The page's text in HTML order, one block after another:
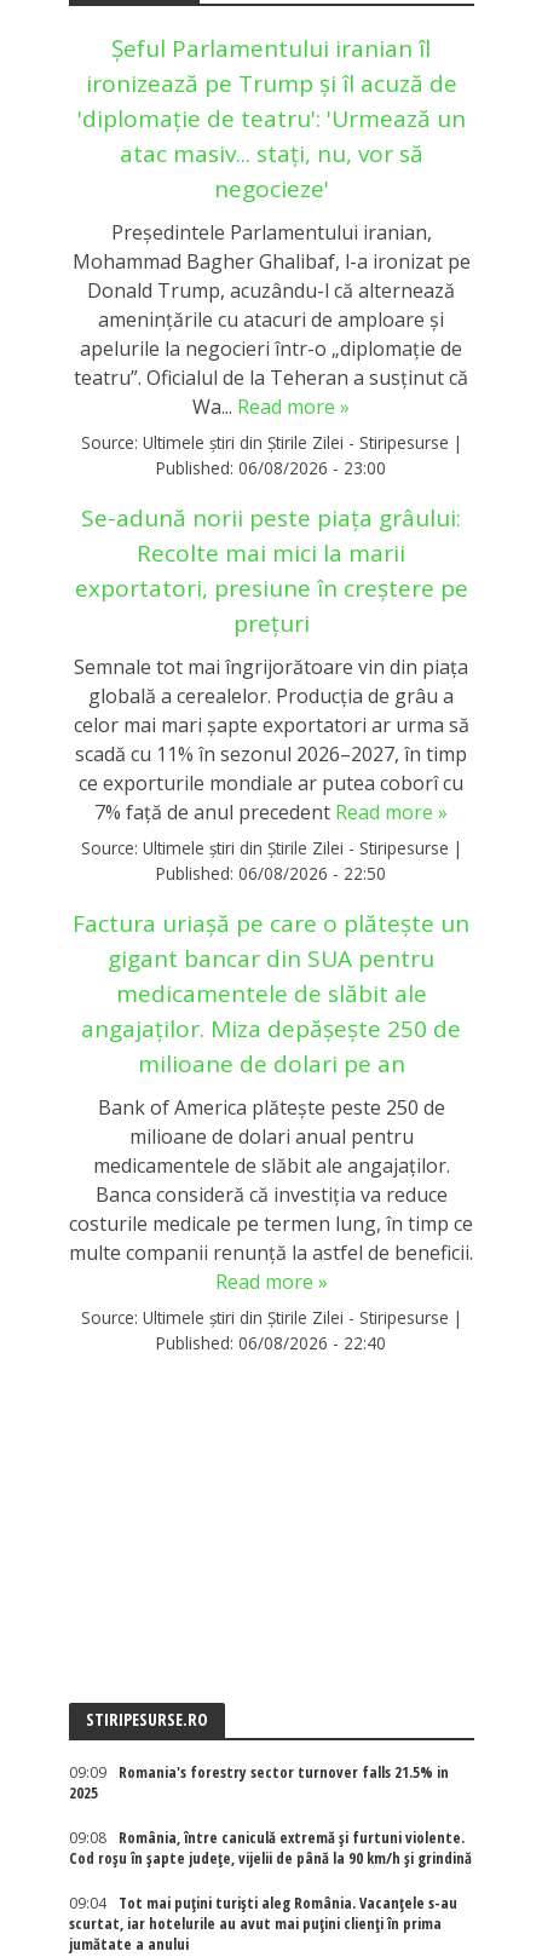
Șeful Parlamentului iranian îl
ironizează pe Trump și îl acuză de
'diplomație de teatru': 'Urmează un
atac masiv... stați, nu, vor să
negocieze'
Președintele Parlamentului iranian,
Mohammad Bagher Ghalibaf, l-a ironizat pe
Donald Trump, acuzându-l că alternează
amenințările cu atacuri de amploare și
apelurile la negocieri într-o „diplomație de
teatru”. Oficialul de la Teheran a susținut că
Wa... Read more »
Source: Ultimele știri din Știrile Zilei - Stiripesurse |
Published: 06/08/2026 - 23:00
Se-adună norii peste piața grâului:
Recolte mai mici la marii
exportatori, presiune în creștere pe
prețuri
Semnale tot mai îngrijorătoare vin din piața
globală a cerealelor. Producția de grâu a
celor mai mari șapte exportatori ar urma să
scadă cu 11% în sezonul 2026–2027, în timp
ce exporturile mondiale ar putea coborî cu
7% față de anul precedent Read more »
Source: Ultimele știri din Știrile Zilei - Stiripesurse |
Published: 06/08/2026 - 22:50
Factura uriașă pe care o plătește un
gigant bancar din SUA pentru
medicamentele de slăbit ale
angajaților. Miza depășește 250 de
milioane de dolari pe an
Bank of America plătește peste 250 de
milioane de dolari anual pentru
medicamentele de slăbit ale angajaților.
Banca consideră că investiția va reduce
costurile medicale pe termen lung, în timp ce
multe companii renunță la astfel de beneficii.
Read more »
Source: Ultimele știri din Știrile Zilei - Stiripesurse |
Published: 06/08/2026 - 22:40
STIRIPESURSE.RO
09:09
Romania's forestry sector turnover falls 21.5% in
2025
09:08
România, între caniculă extremă și furtuni violente.
Cod roșu în șapte județe, vijelii de până la 90 km/h și grindină
09:04
Tot mai puțini turiști aleg România. Vacanțele s-au
scurtat, iar hotelurile au avut mai puțini clienți în prima
jumătate a anului